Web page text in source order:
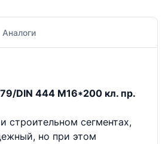
Аналоги
DIN 444 М16*200 кл. пр.
строительном сегментах,
но при этом